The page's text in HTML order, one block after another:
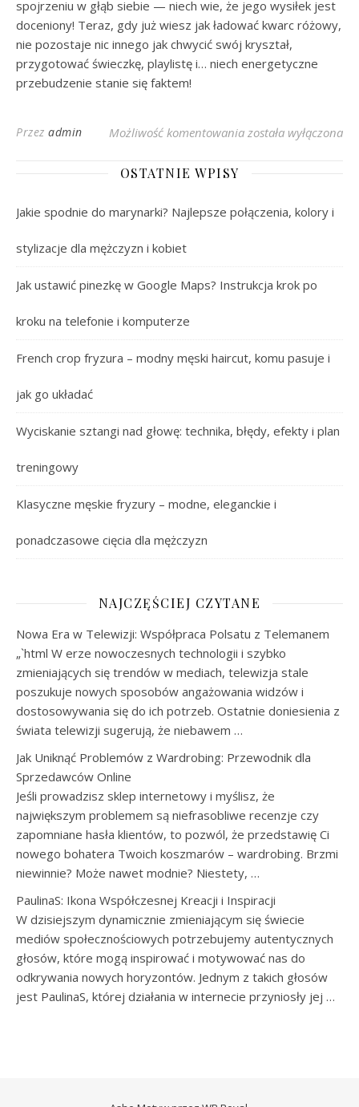
spojrzeniu w głąb siebie — niech wie, że jego wysiłek jest
doceniony! Teraz, gdy już wiesz jak ładować kwarc różowy,
nie pozostaje nic innego jak chwycić swój kryształ,
przygotować świeczkę, playlistę i… niech energetyczne
przebudzenie stanie się faktem!
Przez admin Możliwość komentowania Jak Ładować Kwarc
została wyłączona
OSTATNIE WPISY
Jakie spodnie do marynarki? Najlepsze połączenia, kolory i
stylizacje dla mężczyzn i kobiet
Jak ustawić pinezkę w Google Maps? Instrukcja krok po
kroku na telefonie i komputerze
French crop fryzura – modny męski haircut, komu pasuje i
jak go układać
Wyciskanie sztangi nad głowę: technika, błędy, efekty i plan
treningowy
Klasyczne męskie fryzury – modne, eleganckie i
ponadczasowe cięcia dla mężczyzn
NAJCZĘŚCIEJ CZYTANE
Nowa Era w Telewizji: Współpraca Polsatu z Telemanem
„`html W erze nowoczesnych technologii i szybko
zmieniających się trendów w mediach, telewizja stale
poszukuje nowych sposobów angażowania widzów i
dostosowywania się do ich potrzeb. Ostatnie doniesienia z
świata telewizji sugerują, że niebawem …
Jak Uniknąć Problemów z Wardrobing: Przewodnik dla
Sprzedawców Online
Jeśli prowadzisz sklep internetowy i myślisz, że
największym problemem są niefrasobliwe recenzje czy
zapomniane hasła klientów, to pozwól, że przedstawię Ci
nowego bohatera Twoich koszmarów – wardrobing. Brzmi
niewinnie? Może nawet modnie? Niestety, …
PaulinaS: Ikona Współczesnej Kreacji i Inspiracji
W dzisiejszym dynamicznie zmieniającym się świecie
mediów społecznościowych potrzebujemy autentycznych
głosów, które mogą inspirować i motywować nas do
odkrywania nowych horyzontów. Jednym z takich głosów
jest PaulinaS, której działania w internecie przyniosły jej …